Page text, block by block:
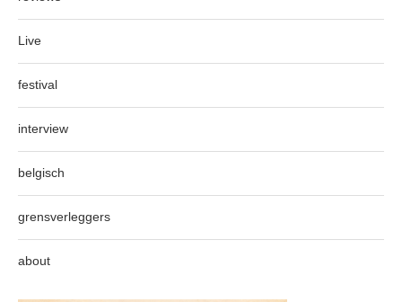
Live
festival
interview
belgisch
grensverleggers
about